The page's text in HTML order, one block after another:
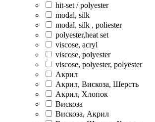
hit-set / polyester
modal, silk
modal, silk , poliester
polyester,heat set
viscose, acryl
viscose, polyester
viscose, polyester, polyester
Акрил
Акрил, Вискоза, Шерсть
Акрил, Хлопок
Вискоза
Вискоза, Акрил